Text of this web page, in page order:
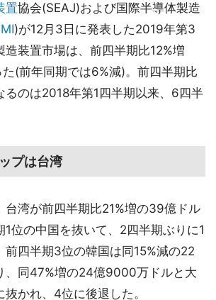
置協会(SEAJ)および国際半導体製造
)が12月3日に発表した2019年第3
造装置市場は、前四半期比12%増
(前年同期では6%減)。前四半期比
るのは2018年第1四半期以来、6四半
プは台湾
台湾が前四半期比21%増の39億ドル
1位の中国を抜いて、2四半期ぶりに1
前四半期3位の韓国は同15%減の22
、同47%増の24億9000万ドルと大
かれ、4位に後退した。